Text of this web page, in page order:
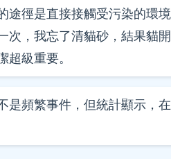
途徑是直接接觸受污染的環
次，我忘了清貓砂，結果貓
超級重要。
是頻繁事件，但統計顯示，